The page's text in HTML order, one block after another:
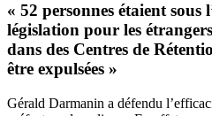
« 52 personnes étaient sous
législation pour les
dans des Centres de
être expulsées »
Gérald Darmanin a défendu